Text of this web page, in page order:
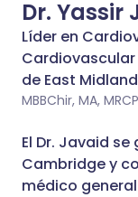
Dr. Yassir
Líder en
Cardiovascular
de East
MBBChir, MA,
El Dr. Javaid
Cambridge y
médico